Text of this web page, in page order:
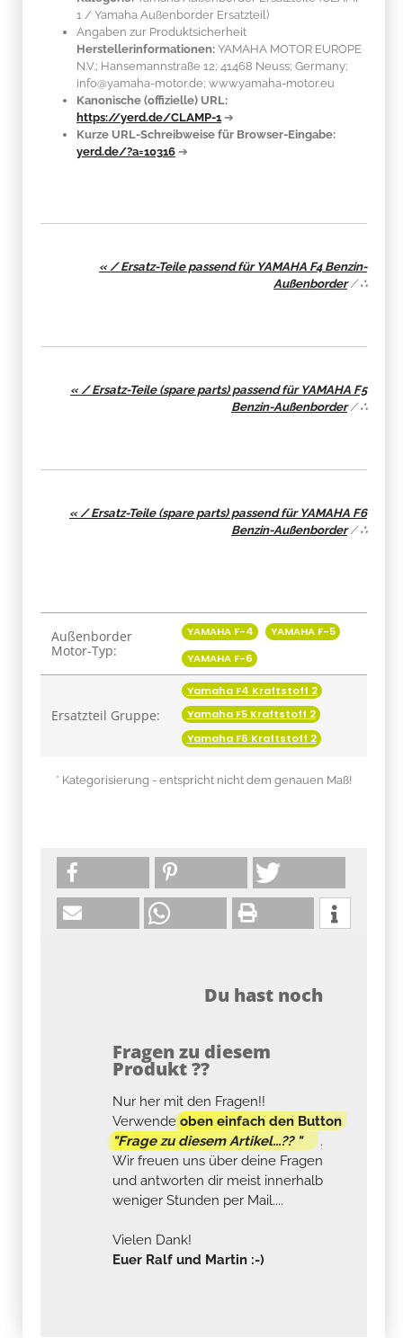
1 / Yamaha Außenborder Ersatzteil)
Angaben zur Produktsicherheit
Herstellerinformationen: YAMAHA MOTOR EUROPE
N.V.; Hansemannstraße 12; 41468 Neuss; Germany;
info@yamaha-motor.de; www.yamaha-motor.eu
Kanonische (offizielle) URL:
https://yerd.de/CLAMP-1 ➔
Kurze URL-Schreibweise für Browser-Eingabe:
yerd.de/?a=10316 ➔
« / Ersatz-Teile passend für YAMAHA F4 Benzin-
Außenborder/∴
« / Ersatz-Teile (spare parts) passend für YAMAHA F5
Benzin-Außenborder/∴
« / Ersatz-Teile (spare parts) passend für YAMAHA F6
Benzin-Außenborder/∴
Produkteigenschaft
Wert
Außenborder
Motor-Typ:
YAMAHA F-4
YAMAHA F-5
YAMAHA F-6
Ersatzteil Gruppe:
Yamaha F4 Kraftstoff 2
Yamaha F5 Kraftstoff 2
Yamaha F6 Kraftstoff 2
* Kategorisierung - entspricht nicht dem genauen Maß!
Du hast noch
Fragen zu diesem
Produkt ??
Nur her mit den Fragen!!
Verwendeoben einfach den Button
"Frage zu diesem Artikel...?? "
.
Wir freuen uns über deine Fragen
und antworten dir meist innerhalb
weniger Stunden per Mail....
Vielen Dank!
Euer Ralf und Martin :-)